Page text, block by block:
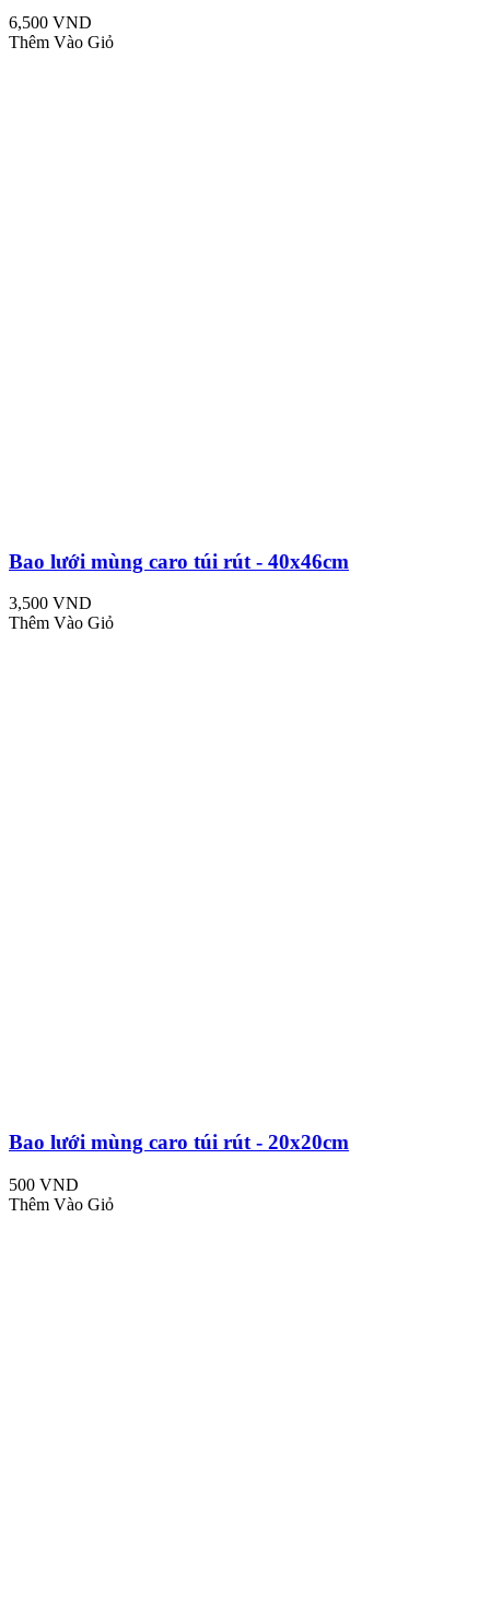
6,500 VND
Thêm Vào Giỏ
Bao lưới mùng caro túi rút - 40x46cm
3,500 VND
Thêm Vào Giỏ
Bao lưới mùng caro túi rút - 20x20cm
500 VND
Thêm Vào Giỏ